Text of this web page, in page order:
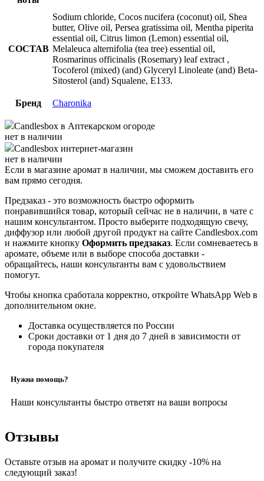
СОСТАВ
Sodium chloride, Cocos nucifera (coconut) oil, Shea
butter, Olive oil, Persea gratissima oil, Mentha piperita
essential oil, Citrus limon (Lemon) essential oil,
Melaleuca alternifolia (tea tree) essential oil,
Rosmarinus officinalis (Rosemary) leaf extract ,
Tocoferol (mixed) (and) Glyceryl Linoleate (and) Beta-
Sitosterol (and) Squalene, E133.
Бренд Charonika
Candlesbox в Аптекарском огороде
нет в наличии
Candlesbox интернет-магазин
нет в наличии
Если в магазине аромат в наличии, мы сможем доставить его
вам прямо сегодня.
Предзаказ - это возможность быстро оформить
понравившийся товар, который сейчас не в наличии, в чате с
нашим консультантом. Просто выберите подходящую свечу,
диффузор или любой другой продукт на сайте Candlesbox.com
и нажмите кнопку Оформить предзаказ. Если сомневаетесь в
аромате, объеме или в выборе способа доставки -
обращайтесь, наши консультанты вам с удовольствием
помогут.
Чтобы кнопка сработала корректно, откройте WhatsApp Web в
дополнительном окне.
Доставка осуществляется по России
Сроки доставки от 1 дня до 7 дней в зависимости от
города покупателя
Нужна помощь?
Наши консультанты быстро ответят на ваши вопросы
Отзывы
Оставьте отзыв на аромат и получите скидку -10% на
следующий заказ!